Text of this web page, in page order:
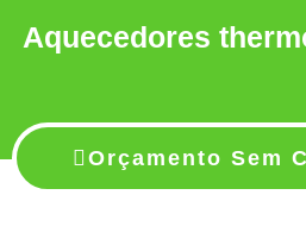
Aquecedores
Orçamento Sem